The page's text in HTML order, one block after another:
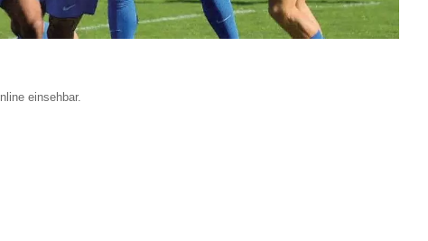
einsehbar.